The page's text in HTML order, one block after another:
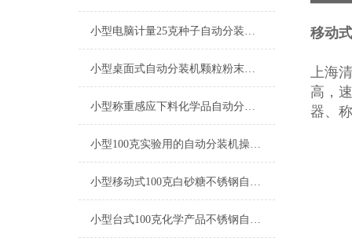
小型电脑计量25克种子自动分装机操作简单
小型桌面式自动分装机颗粒粉末都可做
小型称重感应下料化学品自动分装机产品简介
小型100克实验用的自动分装机操作简单
小型移动式100克白砂糖不锈钢自动分装机厂家
小型台式100克化学产品不锈钢自动分装机厂家
移动
上海
高，
器、